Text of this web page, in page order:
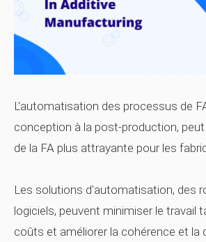
L'automatisation des processus de
conception à la post-production,
de la FA plus attrayante pour les
Les solutions d'automatisation, des
logiciels, peuvent minimiser le travail
coûts et améliorer la cohérence et la